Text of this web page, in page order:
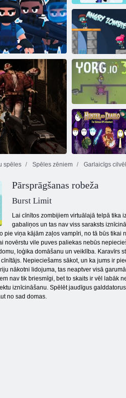
aizsardzība
Karavīru
skrējiena
evolūcija
Dusmīgs
Zombies
šāvējs 3d
Yorg. io 3
Hanters un
Diablo
spēles Spēles zēniem Garlaicīgs
Pārsprāgšanas robeža
Burst Limit
Lai cīnītos zombijiem virtuālajā telpā tika
gabaliņos un tas nav viss saraksts
pie viņa kājām zaļos vampīri, no tā būs
novērstu vile puves paliekas nebūs
loģika domāšanu un veiklība. Karavīrs
Nepieciešams sākot, un ka jums ir
nākotni lidojuma, tas neaptver visā
nav tik briesmīgi, bet to skaits ir vēl labāk
iznīcināšanu. Spēlēt jaudīgus
no sad domas.